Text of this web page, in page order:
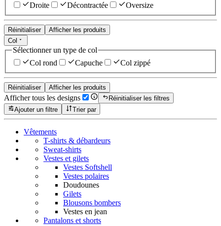
Droite
Décontractée Oversize
Réinitialiser
Afficher les produits
Col
Sélectionner un type de col
Col rond
Capuche Col zippé
Réinitialiser Afficher les produits
Afficher tous les designs
Réinitialiser les filtres
Ajouter un filtre
Trier par
Vêtements
T-shirts & débardeurs
Sweat-shirts
Vestes et gilets
Vestes Softshell
Vestes polaires
Doudounes
Gilets
Blousons bombers
Vestes en jean
Pantalons et shorts